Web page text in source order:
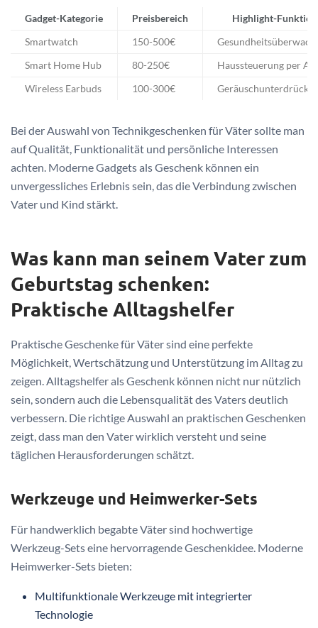
Gadget-Kategorie Preisbereich Highlight-Funktion
Smartwatch 150-500€
Smart Home Hub 80-250€ Haussteuerung per
Wireless Earbuds 100-300€
Bei der Auswahl von Technikgeschenken für Väter sollte man
auf Qualität, Funktionalität und persönliche Interessen
achten. Moderne Gadgets als Geschenk können ein
unvergessliches Erlebnis sein, das die Verbindung zwischen
Vater und Kind stärkt.
Was kann man seinem Vater zum
Geburtstag schenken:
Praktische Alltagshelfer
Praktische Geschenke für Väter sind eine perfekte
Möglichkeit, Wertschätzung und Unterstützung im Alltag zu
zeigen. Alltagshelfer als Geschenk können nicht nur nützlich
sein, sondern auch die Lebensqualität des Vaters deutlich
verbessern. Die richtige Auswahl an praktischen Geschenken
zeigt, dass man den Vater wirklich versteht und seine
täglichen Herausforderungen schätzt.
Werkzeuge und Heimwerker-Sets
Für handwerklich begabte Väter sind hochwertige
Werkzeug-Sets eine hervorragende Geschenkidee. Moderne
Heimwerker-Sets bieten:
Multifunktionale Werkzeuge mit integrierter
Technologie